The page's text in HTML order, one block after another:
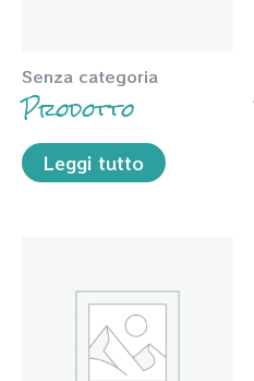
Senza categoria
Prodotto
Leggi tutto